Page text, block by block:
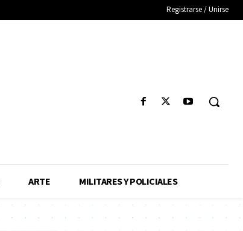
Registrarse / Unirse
ARTE MILITARES Y POLICIALES